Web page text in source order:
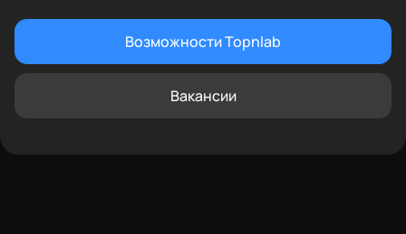
Возможности Topnlab
Вакансии